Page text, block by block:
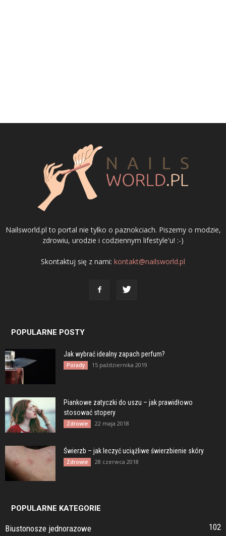
Nailsworld.pl to portal nie tylko o paznokciach. Piszemy o modzie,
zdrowiu, urodzie i codziennym lifestyle'u! :-)
Skontaktuj się z nami: kontakt@nailsworld.pl
POPULARNE POSTY
Jak wybrać idealny zapach perfum?
Porady 15 października 2019
Piankowe zatyczki do uszu – jak prawidłowo
stosować stopery
Zdrowie 22 maja 2018
Świerzb – jak leczyć uciążliwe świerzbienie skóry
Zdrowie 28 czerwca 2018
POPULARNE KATEGORIE
Biustonosze jednorazowe 102